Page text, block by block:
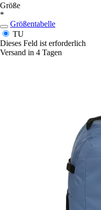
Größe
*
Größentabelle
TU
Dieses Feld ist erforderlich
Versand in 4 Tagen